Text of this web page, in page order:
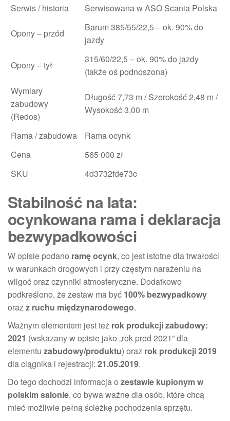
Serwis / historia Serwisowana w ASO Scania Polska
Opony – przód
Barum 385/55/22,5 – ok. 90% do
jazdy
Opony – tył
315/60/22,5 – ok. 90% do jazdy
(także oś podnoszona)
Wymiary
zabudowy
(Redos)
Długość 7,73 m / Szerokość 2,48 m /
Wysokość 3,00 m
Rama / zabudowa
Rama ocynk
Cena
565 000 zł
SKU
4d3732fde73c
Stabilność na lata:
ocynkowana rama i deklaracja
bezwypadkowości
W opisie podano ramę ocynk, co jest istotne dla trwałości
w warunkach drogowych i przy częstym narażeniu na
wilgoć oraz czynniki atmosferyczne. Dodatkowo
podkreślono, że zestaw ma być 100% bezwypadkowy
orazz ruchu międzynarodowego.
Ważnym elementem jest też rok produkcji zabudowy:
2021 (wskazany w opisie jako „rok prod 2021” dla
elementu zabudowy/produktu) oraz rok produkcji 2019
dla ciągnika i rejestracji: 21.05.2019.
Do tego dochodzi informacja o zestawie kupionym w
polskim salonie, co bywa ważne dla osób, które chcą
mieć możliwie pełną ścieżkę pochodzenia sprzętu.